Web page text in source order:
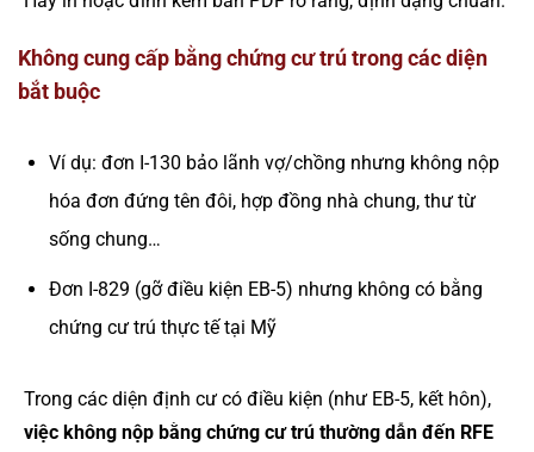
Không cung cấp bằng chứng cư trú trong các diện
bắt buộc
Ví dụ: đơn I-130 bảo lãnh vợ/chồng nhưng không nộp
hóa đơn đứng tên đôi, hợp đồng nhà chung, thư từ
sống chung…
Đơn I-829 (gỡ điều kiện EB-5) nhưng không có bằng
chứng cư trú thực tế tại Mỹ
Trong các diện định cư có điều kiện (như EB-5, kết hôn),
việc không nộp bằng chứng cư trú thường dẫn đến RFE